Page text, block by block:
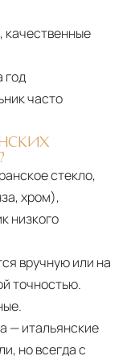
качественные
год
часто
стекло,
хром),
низкого
вручную или на
точностью.
— итальянские
но всегда с